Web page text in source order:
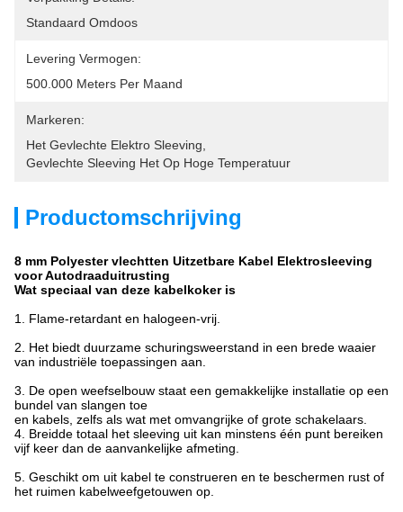
Standaard Omdoos
Levering Vermogen:
500.000 Meters Per Maand
Markeren:
Het Gevlechte Elektro Sleeving
Gevlechte Sleeving Het Op Hoge Temperatuur
Productomschrijving
8 mm Polyester vlechtten Uitzetbare Kabel Elektrosleeving
voor Autodraaduitrusting
Wat speciaal van deze kabelkoker is
1. Flame-retardant en halogeen-vrij.
2. Het biedt duurzame schuringsweerstand in een brede waaier
van industriële toepassingen aan.
3. De open weefselbouw staat een gemakkelijke installatie op een
bundel van slangen toe
en kabels, zelfs als wat met omvangrijke of grote schakelaars.
4. Breidde totaal het sleeving uit kan minstens één punt bereiken
vijf keer dan de aanvankelijke afmeting.
5. Geschikt om uit kabel te construeren en te beschermen rust of
het ruimen kabelweefgetouwen op.